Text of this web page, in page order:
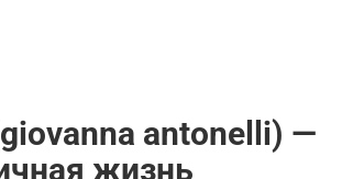
antonelli) —
жизнь